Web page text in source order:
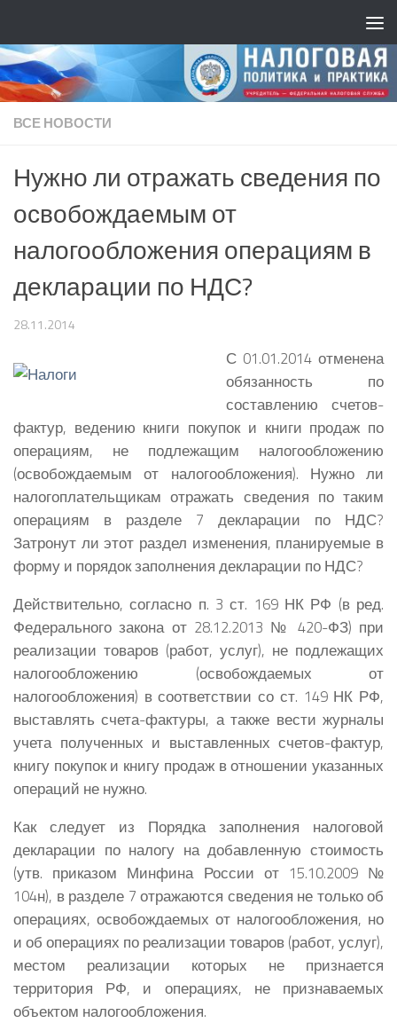
ВСЕ НОВОСТИ
Нужно ли отражать сведения по
освобождаемым от
налогообложения операциям в
декларации по НДС?
28.11.2014
С 01.01.2014 отменена
обязанность по
составлению счетов-
фактур, ведению книги покупок и книги продаж по
операциям, не подлежащим налогообложению
(освобождаемым от налогообложения). Нужно ли
налогоплательщикам отражать сведения по таким
операциям в разделе 7 декларации по НДС?
Затронут ли этот раздел изменения, планируемые в
форму и порядок заполнения декларации по НДС?
Действительно, согласно п. 3 ст. 169 НК РФ (в ред.
Федерального закона от 28.12.2013 № 420-ФЗ) при
реализации товаров (работ, услуг), не подлежащих
налогообложению (освобождаемых от
налогообложения) в соответствии со ст. 149 НК РФ,
выставлять счета-фактуры, а также вести журналы
учета полученных и выставленных счетов-фактур,
книгу покупок и книгу продаж в отношении указанных
операций не нужно.
Как следует из Порядка заполнения налоговой
декларации по налогу на добавленную стоимость
(утв. приказом Минфина России от 15.10.2009 №
104н), в разделе 7 отражаются сведения не только об
операциях, освобождаемых от налогообложения, но
и об операциях по реализации товаров (работ, услуг),
местом реализации которых не признается
территория РФ, и операциях, не признаваемых
объектом налогообложения.